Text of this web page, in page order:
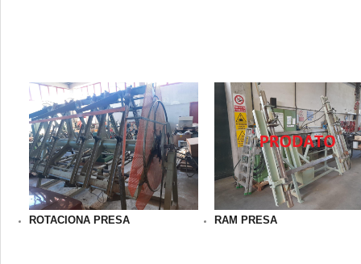
ROTACIONA PRESA RAM PRESA